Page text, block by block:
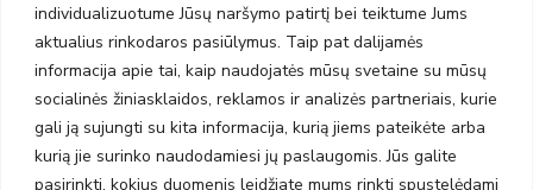
individualizuotume Jūsų naršymo patirtį bei teiktume Jums
aktualius rinkodaros pasiūlymus. Taip pat dalijamės
informacija apie tai, kaip naudojatės mūsų svetaine su mūsų
socialinės žiniasklaidos, reklamos ir analizės partneriais, kurie
gali ją sujungti su kita informacija, kurią jiems pateikėte arba
kurią jie surinko naudodamiesi jų paslaugomis. Jūs galite
pasirinkti, kokius duomenis leidžiate mums rinkti spustelėdami
NAUJIENLAIŠKIS
Prenumeruokite ir gaukite pasiūlymus, naujienas bei riboto
leidimo kolekcijas.